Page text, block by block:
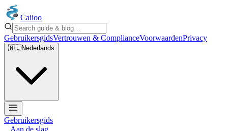
Caiioo
GebruikersgidsVertrouwen & ComplianceVoorwaardenPrivacy
🇳🇱Nederlands
Gebruikersgids
Aan de slag